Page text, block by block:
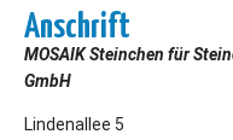
Anschrift
MOSAIK Steinchen für
GmbH
Lindenallee 5